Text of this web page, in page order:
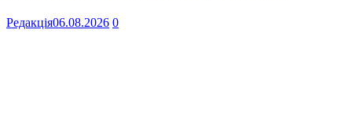
Редакція06.08.2026 0